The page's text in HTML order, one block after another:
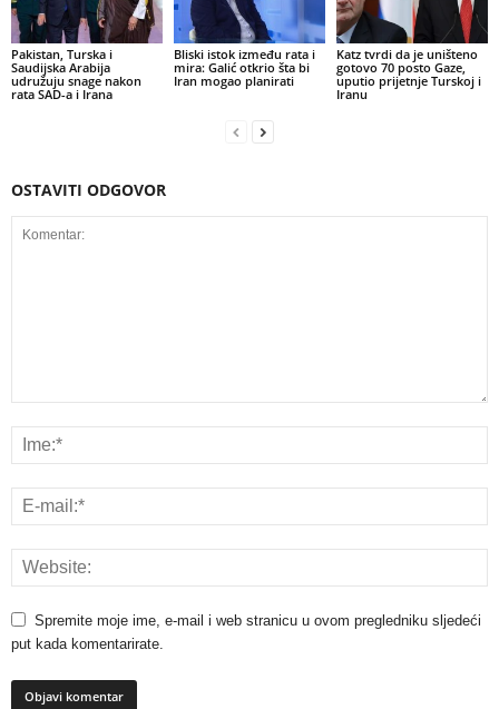
Pakistan, Turska i
Saudijska Arabija
udružuju snage nakon
rata SAD-a i Irana
Bliski istok između rata i
mira: Galić otkrio šta bi
Iran mogao planirati
Katz tvrdi da je uništeno
gotovo 70 posto Gaze,
uputio prijetnje Turskoj i
Iranu
OSTAVITI ODGOVOR
Spremite moje ime, e-mail i web stranicu u ovom pregledniku sljedeći
put kada komentarirate.